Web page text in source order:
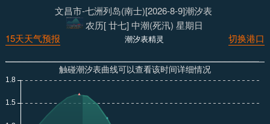
文昌市-七洲列岛(南士)[2026-8-9]潮汐表
农历[ 廿七] 中潮(死汛) 星期日
切换港口
潮汐表精灵
15天天气预报
触碰潮汐表曲线可以查看该时间详细情况